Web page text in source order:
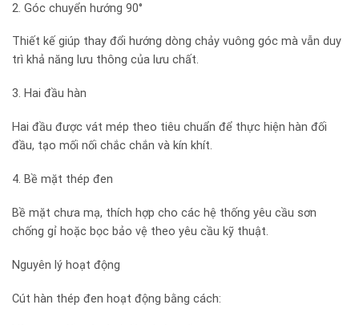
2. Góc chuyển hướng 90°
Thiết kế giúp thay đổi hướng dòng chảy vuông góc mà vẫn duy
trì khả năng lưu thông của lưu chất.
3. Hai đầu hàn
Hai đầu được vát mép theo tiêu chuẩn để thực hiện hàn đối
đầu, tạo mối nối chắc chắn và kín khít.
4. Bề mặt thép đen
Bề mặt chưa mạ, thích hợp cho các hệ thống yêu cầu sơn
chống gỉ hoặc bọc bảo vệ theo yêu cầu kỹ thuật.
Nguyên lý hoạt động
Cút hàn thép đen hoạt động bằng cách: